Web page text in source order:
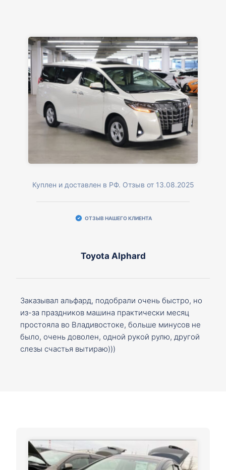
Куплен и доставлен в РФ. Отзыв от 13.08.2025
ОТЗЫВ НАШЕГО КЛИЕНТА
Toyota Alphard
Заказывал альфард, подобрали очень быстро, но
из-за праздников машина практически месяц
простояла во Владивостоке, больше минусов не
было, очень доволен, одной рукой рулю, другой
слезы счастья вытираю)))